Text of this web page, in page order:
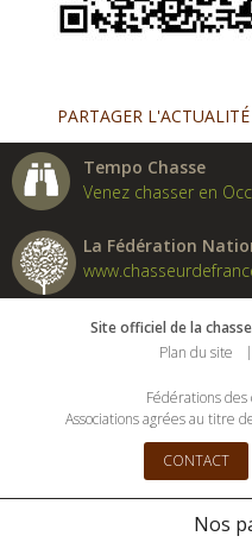
PARTAGER L'ACTUALITÉ
Tempo Chasse
Venez chasser en
La Fédération
Site officiel de la
Plan du site
Fédérations
Associations agrées au titre
CONTACT
Nos